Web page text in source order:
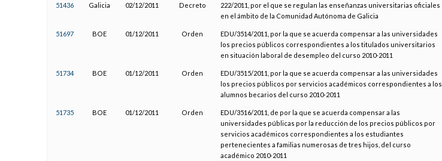
51436 Galicia 02/12/2011 Decreto
222/2011, por el que se regulan las enseñanzas universitarias oficiales
en el ámbito de la Comunidad Autónoma de Galicia
51697 BOE 01/12/2011 Orden
EDU/3514/2011, por la que se acuerda compensar a las universidades
los precios públicos correspondientes a los titulados universitarios
en situación laboral de desempleo del curso 2010-2011
51734 BOE 01/12/2011 Orden
EDU/3515/2011, por la que se acuerda compensar a las universidades
los precios públicos por servicios académicos correspondientes a los
alumnos becarios del curso 2010-2011
51735 BOE 01/12/2011 Orden
EDU/3516/2011, de por la que se acuerda compensar a las
universidades públicas por la reducción de los precios públicos por
servicios académicos correspondientes a los estudiantes
pertenecientes a familias numerosas de tres hijos, del curso
académico 2010-2011